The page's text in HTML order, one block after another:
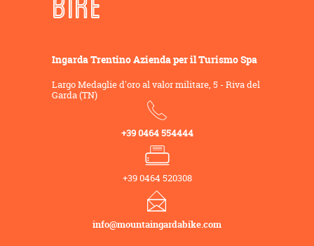
Ingarda Trentino Azienda per il Turismo Spa
Largo Medaglie d'oro al valor militare, 5 - Riva del
Garda (TN)
+39 0464 554444
+39 0464 520308
info@mountaingardabike.com